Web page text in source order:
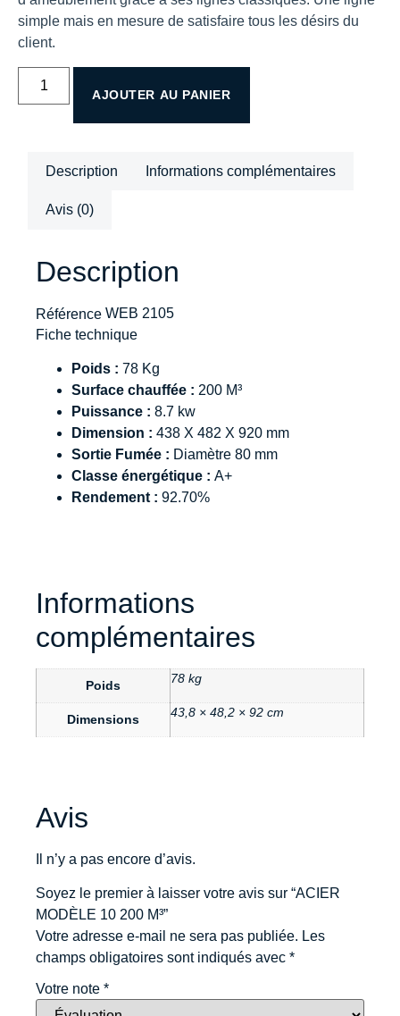
simple mais en mesure de satisfaire tous les désirs du
client.
AJOUTER AU PANIER
Description Informations complémentaires
Avis (0)
Description
Référence WEB 2105
Fiche technique
Poids : 78 Kg
Surface chauffée : 200 M³
Puissance : 8.7 kw
Dimension : 438 X 482 X 920 mm
Sortie Fumée : Diamètre 80 mm
Classe énergétique : A+
Rendement : 92.70%
Informations
complémentaires
Poids 78 kg
Dimensions 43,8 × 48,2 × 92 cm
Avis
Il n’y a pas encore d’avis.
Soyez le premier à laisser votre avis sur “ACIER
MODÈLE 10 200 M³”
Votre adresse e-mail ne sera pas publiée. Les
champs obligatoires sont indiqués avec *
Votre note *